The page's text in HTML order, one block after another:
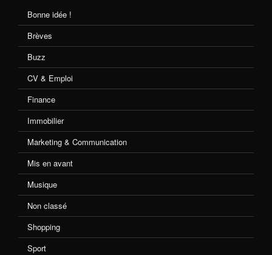
Bonne idée !
Brèves
Buzz
CV & Emploi
Finance
Immobilier
Marketing & Communication
Mis en avant
Musique
Non classé
Shopping
Sport